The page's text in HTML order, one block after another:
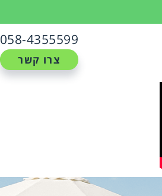
058-4355599
צרו קשר